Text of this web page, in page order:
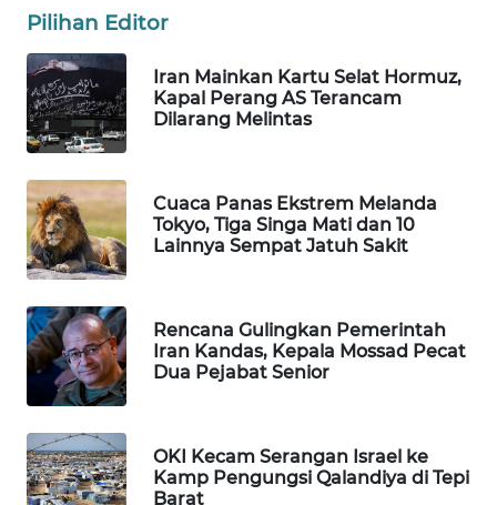
Pilihan Editor
Iran Mainkan Kartu Selat Hormuz,
Kapal Perang AS Terancam
Dilarang Melintas
Cuaca Panas Ekstrem Melanda
Tokyo, Tiga Singa Mati dan 10
Lainnya Sempat Jatuh Sakit
Rencana Gulingkan Pemerintah
Iran Kandas, Kepala Mossad Pecat
Dua Pejabat Senior
OKI Kecam Serangan Israel ke
Kamp Pengungsi Qalandiya di Tepi
Barat
WAHANA
SPORT
WAHANA
UMKM
WAHANA
SELEB
WAHANA
PERSONA
WAHANA
OTOMOTIF
WAHANA
HEALTH